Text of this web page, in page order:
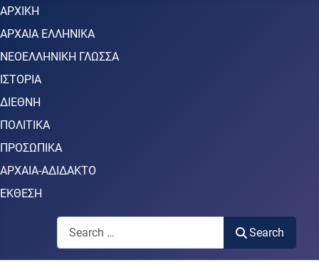
ΑΡΧΙΚΗ
ΑΡΧΑΙΑ ΕΛΛΗΝΙΚΑ
ΝΕΟΕΛΛΗΝΙΚΗ ΓΛΩΣΣΑ
ΙΣΤΟΡΙΑ
ΔΙΕΘΝΗ
ΠΟΛΙΤΙΚΑ
ΠΡΟΣΩΠΙΚΑ
ΑΡΧΑΙΑ-ΑΔΙΔΑΚΤΟ
ΕΚΘΕΣΗ
Search
Search